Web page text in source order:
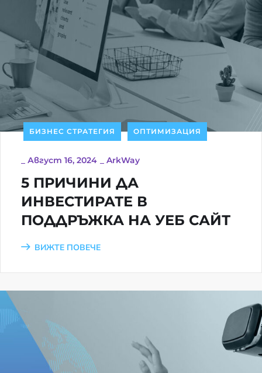
БИЗНЕС СТРАТЕГИЯ ОПТИМИЗАЦИЯ
Август 16, 2024 ArkWay
5 ПРИЧИНИ ДА
ИНВЕСТИРАТЕ В
ПОДДРЪЖКА НА УЕБ САЙТ
ВИЖТЕ ПОВЕЧЕ